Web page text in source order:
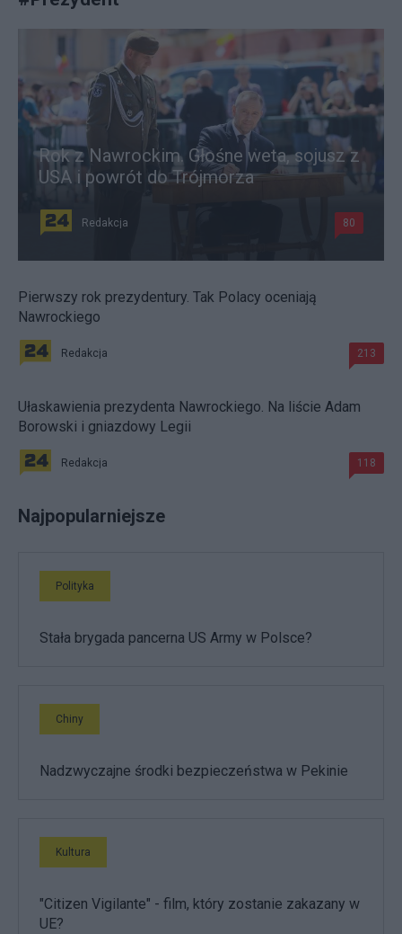
Rok z Nawrockim. Głośne weta, sojusz z
USA i powrót do Trójmorza
Redakcja 80
Pierwszy rok prezydentury. Tak Polacy oceniają
Nawrockiego
Redakcja 213
Ułaskawienia prezydenta Nawrockiego. Na liście Adam
Borowski i gniazdowy Legii
Redakcja 118
Najpopularniejsze
Polityka
Stała brygada pancerna US Army w Polsce?
Chiny
Nadzwyczajne środki bezpieczeństwa w Pekinie
Kultura
"Citizen Vigilante" - film, który zostanie zakazany w
UE?